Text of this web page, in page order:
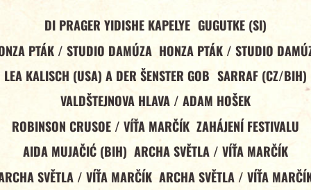
DI PRAGER YIDISHE KAPELYE GUGUTKE (SI)
PTÁK / STUDIO DAMÚZA HONZA PTÁK / STUDIO
LEA KALISCH (USA) A DER ŠENSTER GOB SARRAF (CZ/BIH)
VALDŠTEJNOVA HLAVA / ADAM HOŠEK
ROBINSON CRUSOE / VÍŤA MARČÍK ZAHÁJENÍ FESTIVALU
AIDA MUJAČIĆ (BIH) ARCHA SVĚTLA / VÍŤA MARČÍK
SVĚTLA / VÍŤA MARČÍK ARCHA SVĚTLA / VÍŤA